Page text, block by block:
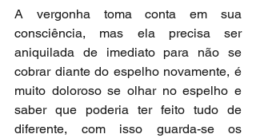
A vergonha toma conta em sua
consciência, mas ela precisa ser
aniquilada de imediato para não se
cobrar diante do espelho novamente, é
muito doloroso se olhar no espelho e
saber que poderia ter feito tudo de
diferente, com isso guarda-se os